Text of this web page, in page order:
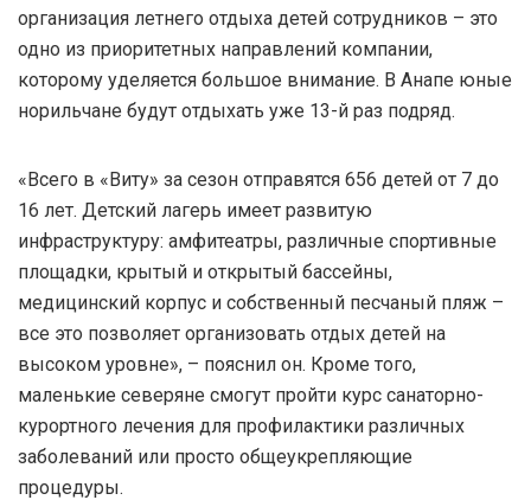
организация летнего отдыха детей сотрудников – это
одно из приоритетных направлений компании,
которому уделяется большое внимание. В Анапе юные
норильчане будут отдыхать уже 13-й раз подряд.
«Всего в «Виту» за сезон отправятся 656 детей от 7 до
16 лет. Детский лагерь имеет развитую
инфраструктуру: амфитеатры, различные спортивные
площадки, крытый и открытый бассейны,
медицинский корпус и собственный песчаный пляж –
все это позволяет организовать отдых детей на
высоком уровне», – пояснил он. Кроме того,
маленькие северяне смогут пройти курс санаторно-
курортного лечения для профилактики различных
заболеваний или просто общеукрепляющие
процедуры.